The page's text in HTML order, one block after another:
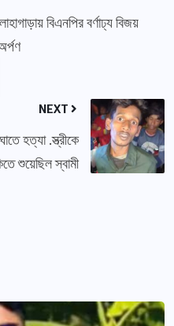
বিএনপির বর্ণাঢ্য বিজয়
NEXT
হত্যা .স্ত্রীকে
শুয়েছিল স্বামী